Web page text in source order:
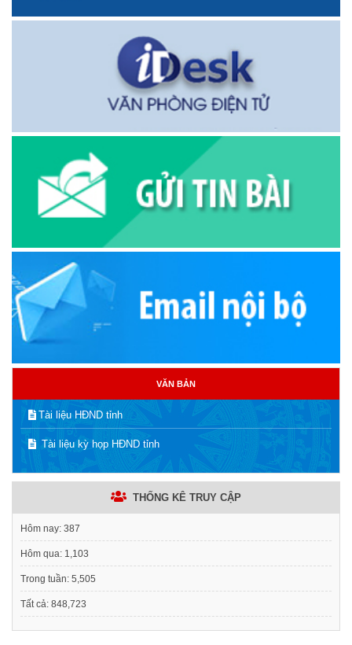
VĂN BẢN
Tài liệu HĐND tỉnh
Tài liệu kỳ họp HĐND tỉnh
THỐNG KÊ TRUY CẬP
Hôm nay: 387
Hôm qua: 1,103
Trong tuần: 5,505
Tất cả: 848,723